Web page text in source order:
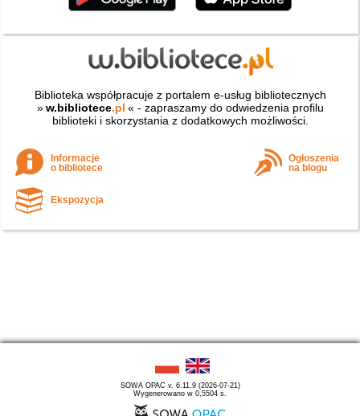
Biblioteka współpracuje z portalem e-usług bibliotecznych
» w.bibliotece.pl « - zapraszamy do odwiedzenia profilu
biblioteki i skorzystania z dodatkowych możliwości.
Informacje
o bibliotece
Ogłoszenia
na blogu
Ekspozycja
SOWA OPAC v. 6.11.9 (2026-07-21)
Wygenerowano w 0,5504 s.